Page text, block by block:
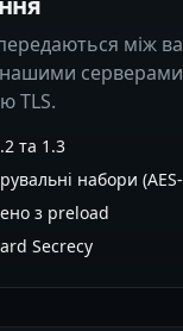
між
TLS.
та 1.3
набори
з preload
Secrecy